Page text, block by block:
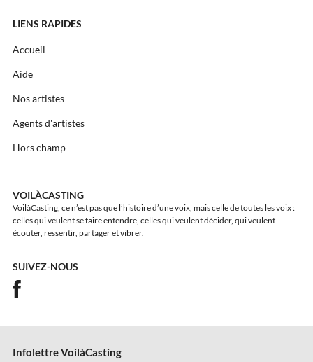
LIENS RAPIDES
Accueil
Aide
Nos artistes
Agents d'artistes
Hors champ
VOILÀCASTING
VoilàCasting, ce n’est pas que l’histoire d’une voix, mais celle de toutes les voix :
celles qui veulent se faire entendre, celles qui veulent décider, qui veulent
écouter, ressentir, partager et vibrer.
SUIVEZ-NOUS
Infolettre VoilàCasting